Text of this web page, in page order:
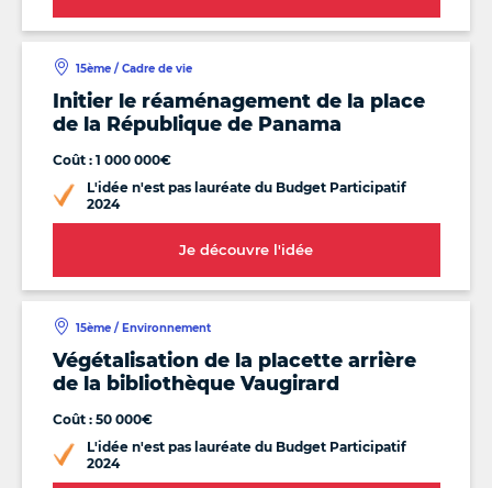
Initier le réaménagement de la place
de la République de Panama
15ème / Cadre de vie
Coût : 1 000 000€
L'idée n'est pas lauréate du Budget Participatif
2024
Je découvre l'idée
Végétalisation de la placette arrière
de la bibliothèque Vaugirard
15ème / Environnement
Coût : 50 000€
L'idée n'est pas lauréate du Budget Participatif
2024